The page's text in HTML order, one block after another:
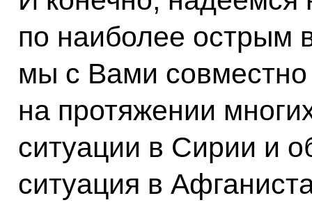
по наиболее острым
мы с Вами
на протяжении
ситуации в Сирии и
ситуация в